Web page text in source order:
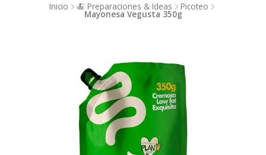
Inicio 🍝 Preparaciones & Ideas Picoteo
Mayonesa Vegusta 350g